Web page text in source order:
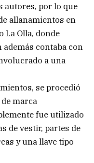
autores, por lo que
allanamientos en
Olla, donde
contaba con
a una
se procedió
marca
fue utilizado
de vestir, partes de
y una llave tipo